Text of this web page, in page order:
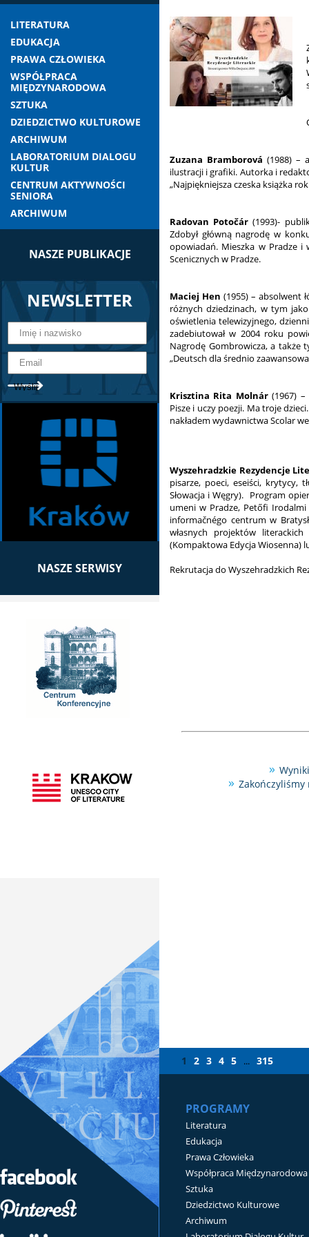
LITERATURA
EDUKACJA
PRAWA CZŁOWIEKA
WSPÓŁPRACA
MIĘDZYNARODOWA
SZTUKA
DZIEDZICTWO KULTUROWE
ARCHIWUM
LABORATORIUM DIALOGU
KULTUR
CENTRUM AKTYWNOŚCI
SENIORA
ARCHIWUM
NASZE PUBLIKACJE
NEWSLETTER
NASZE SERWISY
Zuzana Bramborová (1988) –
ilustracji i grafiki. Autorka i
„Najpiękniejsza czeska książka
Radovan Potočár (1993)-
Zdobył główną nagrodę w
opowiadań. Mieszka w Pradze
Scenicznych w Pradze.
Maciej Hen (1955) – absolwent
różnych dziedzinach, w tym
oświetlenia telewizyjnego,
zadebiutował w 2004 roku
Nagrodę Gombrowicza, a także
„Deutsch dla średnio
Krisztina Rita Molnár(1967) –
Pisze i uczy poezji. Ma troje
nakładem wydawnictwa Scolar
Wyszehradzkie Rezydencje
pisarze, poeci, eseiści, krytycy,
Słowacja i Węgry). Program
umeni w Pradze, Petőfi Irodalmi
informačnégo centrum w
własnych projektów
(Kompaktowa Edycja Wiosenna)
Rekrutacja do Wyszehradzkich
1 2 3 4 5 ... 315
PROGRAMY
Literatura
Edukacja
Prawa Człowieka
Współpraca Międzynarodowa
Sztuka
Dziedzictwo Kulturowe
Archiwum